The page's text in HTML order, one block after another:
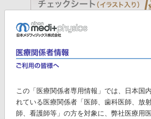
この「医療関係者専用情報」では、日本国
れている医療関係者「医師、歯科医師、放
師、看護師等」の方を対象に、弊社医療用